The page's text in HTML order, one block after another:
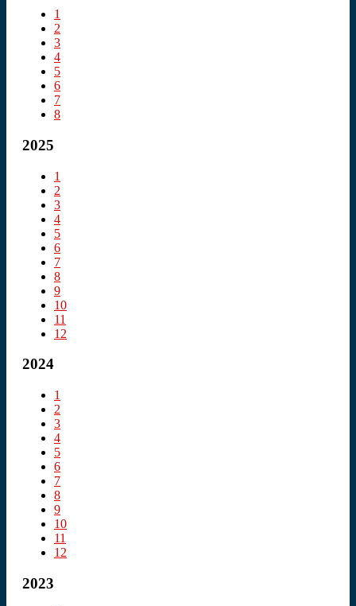
1
2
3
4
5
6
7
8
2025
1
2
3
4
5
6
7
8
9
10
11
12
2024
1
2
3
4
5
6
7
8
9
10
11
12
2023